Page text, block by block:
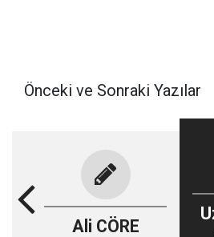
Önceki ve Sonraki Yazılar
Ali CÖRE